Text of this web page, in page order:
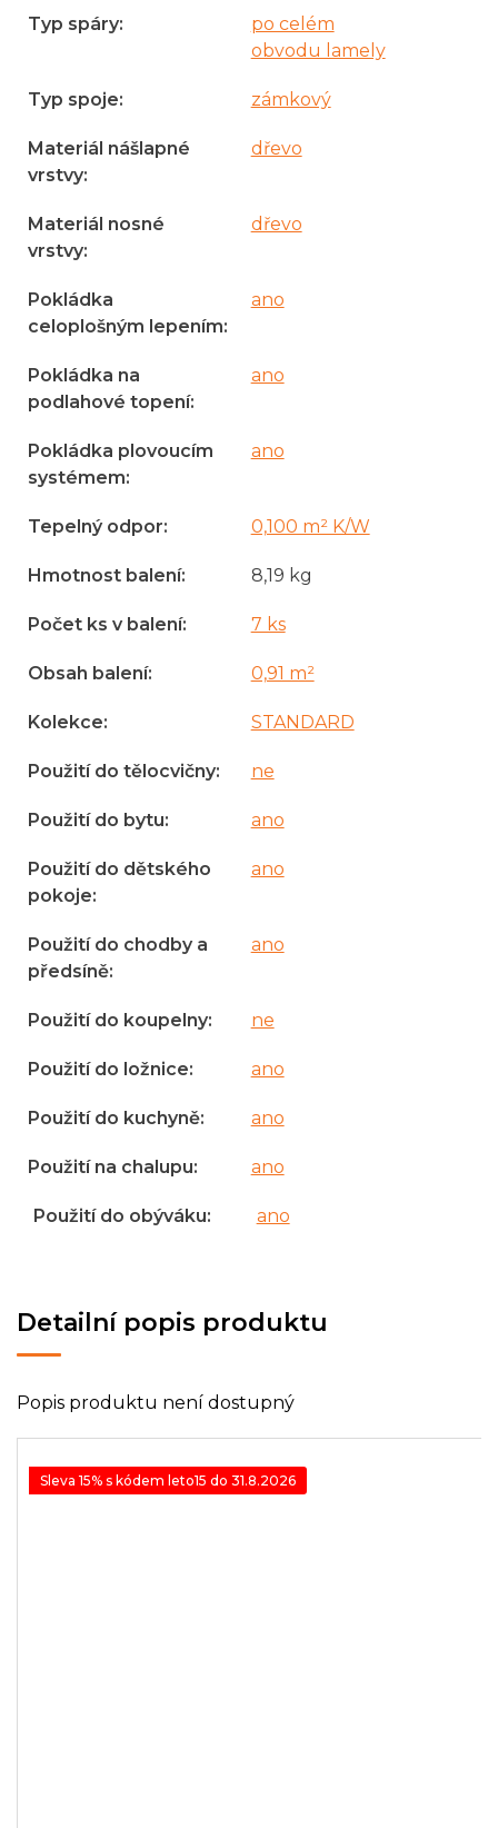
Detailní popis produktu
Popis produktu není dostupný
Typ spáry:
po celém
obvodu lamely
Typ spoje: zámkový
Materiál nášlapné
vrstvy:
dřevo
Materiál nosné
vrstvy:
dřevo
Pokládka
celoplošným lepením:
ano
Pokládka na
podlahové topení:
ano
Pokládka plovoucím
systémem:
ano
Tepelný odpor: 0,100 m² K/W
Hmotnost balení: 8,19 kg
Počet ks v balení: 7 ks
Obsah balení: 0,91 m²
Kolekce: STANDARD
Použití do tělocvičny: ne
Použití do bytu: ano
Použití do dětského
pokoje:
ano
Použití do chodby a
předsíně:
ano
Použití do koupelny: ne
Použití do ložnice: ano
Použití do kuchyně: ano
Použití na chalupu: ano
Použití do obýváku: ano
Sleva 15% s kódem leto15 do 31.8.2026